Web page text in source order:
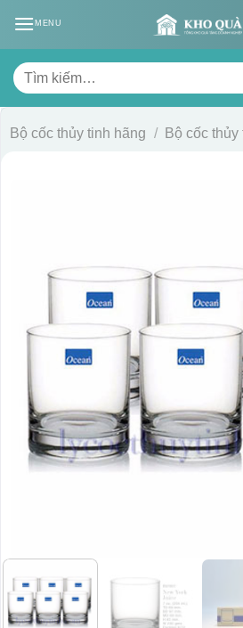
MENU
Tìm
kiếm:
Bộ cốc thủy tinh hãng / Bộ cốc